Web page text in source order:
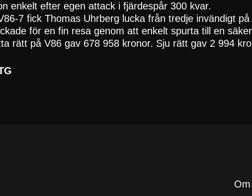
enkelt efter egen attack i fjärdespår 300 kvar.
7 fick Thomas Uhrberg lucka från tredje invändigt
för en fin resa genom att enkelt spurta till en
rätt på V86 gav 678 958 kronor. Sju rätt gav 2 994